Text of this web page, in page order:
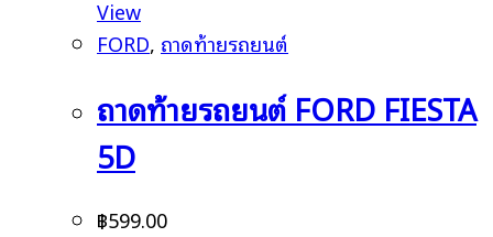
View
FORD, ถาดท้ายรถยนต์
ถาดท้ายรถยนต์ FORD FIESTA
5D
฿599.00